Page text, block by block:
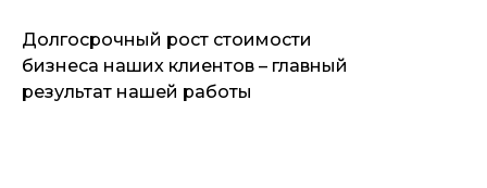
Долгосрочный рост стоимости
бизнеса наших клиентов – главный
результат нашей работы